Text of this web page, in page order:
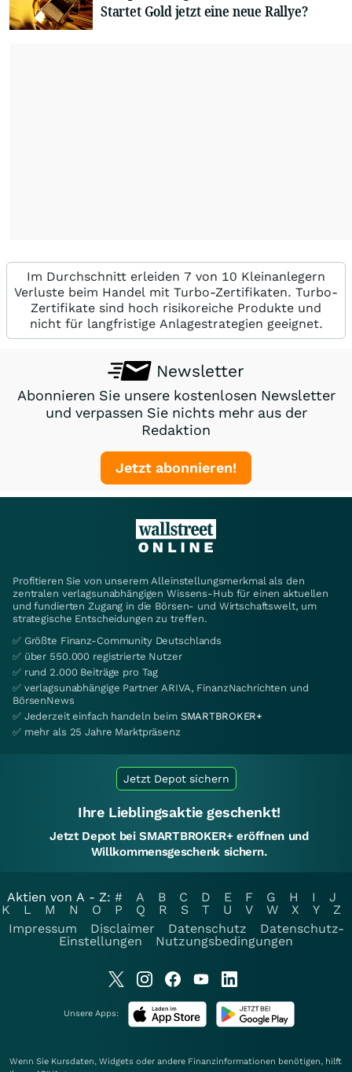
Startet Gold jetzt eine neue Rallye?
Im Durchschnitt erleiden 7 von 10 Kleinanlegern
Verluste beim Handel mit Turbo-Zertifikaten. Turbo-
Zertifikate sind hoch risikoreiche Produkte und
nicht für langfristige Anlagestrategien geeignet.
Newsletter
Abonnieren Sie unsere kostenlosen Newsletter
und verpassen Sie nichts mehr aus der
Redaktion
Jetzt abonnieren!
Profitieren Sie von unserem Alleinstellungsmerkmal als den
zentralen verlagsunabhängigen Wissens-Hub für einen aktuellen
und fundierten Zugang in die Börsen- und Wirtschaftswelt, um
strategische Entscheidungen zu treffen.
✅ Größte Finanz-Community Deutschlands
✅ über 550.000 registrierte Nutzer
✅ rund 2.000 Beiträge pro Tag
✅ verlagsunabhängige Partner ARIVA, FinanzNachrichten und
BörsenNews
✅ Jederzeit einfach handeln beim SMARTBROKER+
✅ mehr als 25 Jahre Marktpräsenz
Jetzt Depot sichern
Ihre Lieblingsaktie geschenkt!
Jetzt Depot bei SMARTBROKER+ eröffnen und
Willkommensgeschenk sichern.
Aktien von A - Z: # A B C D E F G H I
J
K
L M N O P Q R S T U V W X Y
Z
Impressum
Disclaimer Datenschutz
Datenschutz-
Einstellungen
Nutzungsbedingungen
Unsere Apps:
Wenn Sie Kursdaten, Widgets oder andere Finanzinformationen benötigen, hilft